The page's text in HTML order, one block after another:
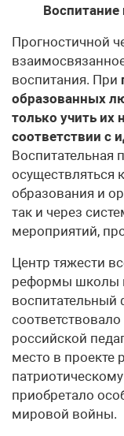
Воспитание
Прогностичной
воспитания. При
образованных
только учить их
соответствии с
Воспитательная
осуществляться
образования и
так и через
мероприятий,
Центр тяжести
рефор­мы школы
воспитательный
российской
место в проекте
приобретало
мировой войны.